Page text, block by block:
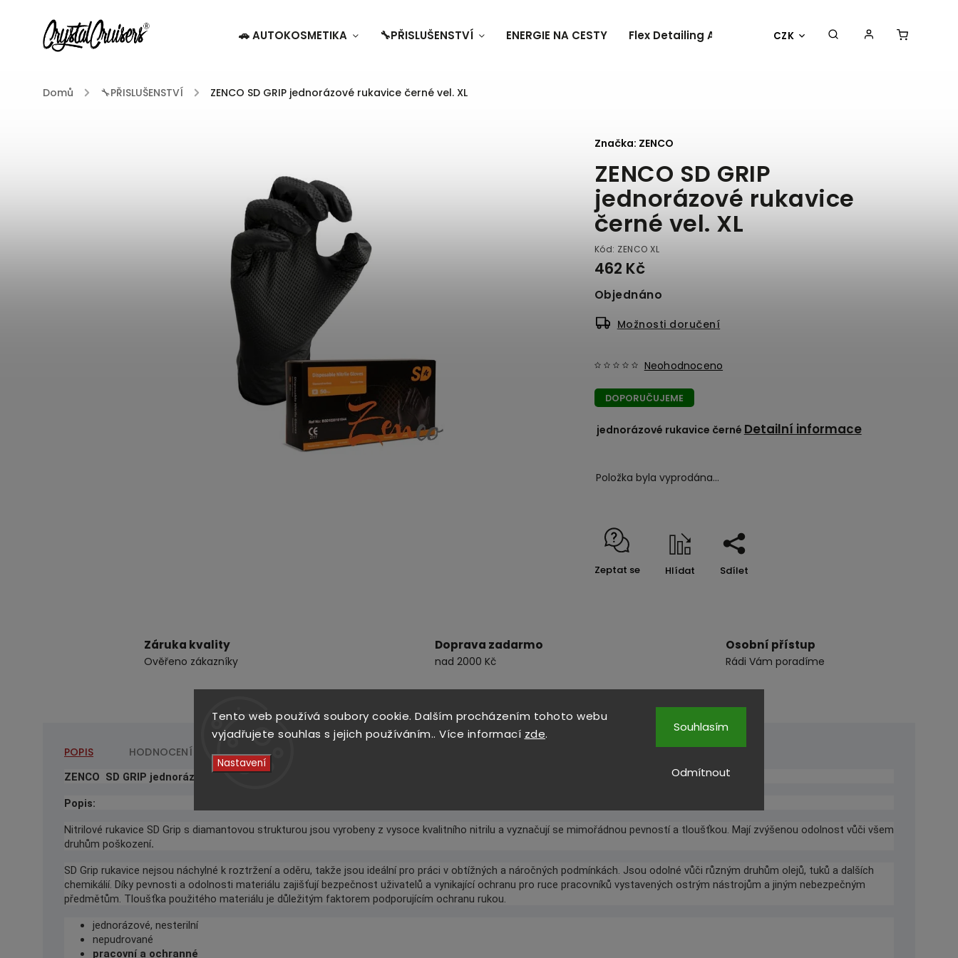
Tento web používá soubory cookie. Dalším procházením tohoto webu
vyjadřujete souhlas s jejich používáním.. Více informací zde.
Nastavení
Odmítnout
Souhlasím
CZK
🚗 AUTOKOSMETIKA 🔧PŘISLUŠENSTVÍ ENERGIE NA CESTY Flex Detailing Academy 2025 BESTSELLER OBLEČENÍ
Domů / 🔧PŘISLUŠENSTVÍ / ZENCO SD GRIP jednorázové rukavice černé vel. XL
ZENCO SD GRIP
jednorázové rukavice
černé vel. XL
Kód: ZENCO XL
462 Kč
Objednáno
Možnosti doručení
DOPORUČUJEME
Neohodnoceno
jednorázové rukavice černé Detailní informace
Značka: ZENCO
Položka byla vyprodána…
Zeptat se Hlídat Sdílet
Záruka kvality
Ověřeno zákazníky
Doprava zadarmo
nad 2000 Kč
Osobní přístup
Rádi Vám poradíme
POPIS HODNOCENÍ DISKUZE
ZENCO SD GRIP jednorázové rukavice černé vel. XL
Popis:
Nitrilové rukavice SD Grip s diamantovou strukturou jsou vyrobeny z vysoce kvalitního nitrilu a vyznačují se mimořádnou pevností a tloušťkou. Mají zvýšenou odolnost vůči všem
druhům poškození.
SD Grip rukavice nejsou náchylné k roztržení a oděru, takže jsou ideální pro práci v obtížných a náročných podmínkách. Jsou odolné vůči různým druhům olejů, tuků a dalších
chemikálií. Díky pevnosti a odolnosti materiálu zajišťují bezpečnost uživatelů a vynikající ochranu pro ruce pracovníků vystavených ostrým nástrojům a jiným nebezpečným
předmětům. Tloušťka použitého materiálu je důležitým faktorem podporujícím ochranu rukou.
jednorázové, nesterilní
nepudrované
pracovní a ochranné